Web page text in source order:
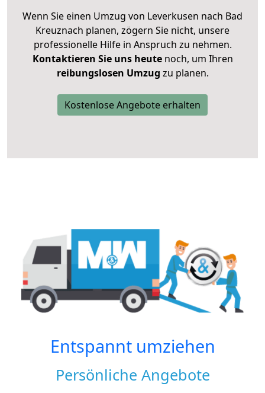
Wenn Sie einen Umzug von Leverkusen nach Bad
Kreuznach planen, zögern Sie nicht, unsere
professionelle Hilfe in Anspruch zu nehmen.
Kontaktieren Sie uns heutenoch, um Ihren
reibungslosen Umzug zu planen.
Kostenlose Angebote erhalten
Entspannt umziehen
Persönliche Angebote